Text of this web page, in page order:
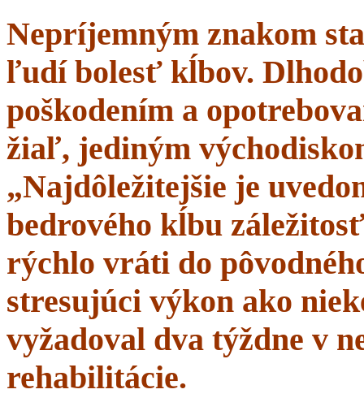
Nepríjemným znakom
ľudí bolesť kĺbov.
poškodením a
žiaľ, jediným
„Najdôležitejšie je
bedrového kĺbu
rýchlo vráti do
stresujúci výkon ako
vyžadoval dva týždne v
rehabilitácie.